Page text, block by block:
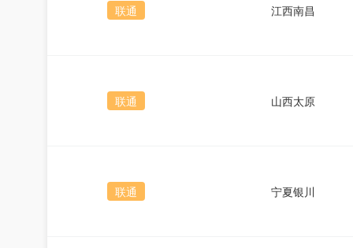
联通 江西南昌
联通 山西太原
联通 宁夏银川